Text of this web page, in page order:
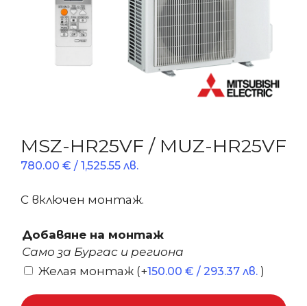
MSZ-HR25VF / MUZ-HR25VF
780.00 € / 1,525.55 лв.
С включен монтаж.
Добавяне на монтаж
Само за Бургас и региона
Желая монтаж (+150.00 € / 293.37 лв. )